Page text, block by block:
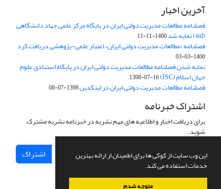
این وب سایت از کوکی ها برای اطمینان از ارائه بهترین
خدمات استفاده می کند.
متوجه شدم
آخرین اخبار
فصلنامه مطالعات مدیریت دولتی ایران در پایگاه مرکز علمی جهاد دانشگاهی
(sid) نمایه شد 1400-11-11
فصلنامه «مطالعات مدیریت دولتی ایران» اعتبار علمی-پژوهشی دریافت کرد
1400-03-03
نمایه شدن فصلنامه مطالعات مدیریت دولتی ایران در پایگاه استنادی علوم
جهان اسلام (ISC) 1398-07-16
فصلنامه مطالعات مدیریت دولتی ایران در لینکدین1398-07-08
اشتراک خبرنامه
برای دریافت اخبار و اطلاعیه های مهم نشریه در خبرنامه نشریه مشترک
شوید.
اشتراک